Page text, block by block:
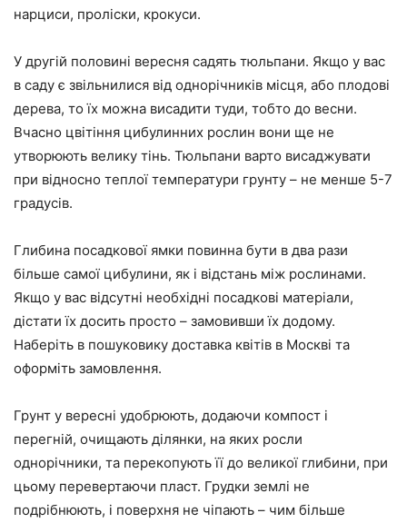
нарциси, проліски, крокуси.
У другій половині вересня садять тюльпани. Якщо у вас
в саду є звільнилися від однорічників місця, або плодові
дерева, то їх можна висадити туди, тобто до весни.
Вчасно цвітіння цибулинних рослин вони ще не
утворюють велику тінь. Тюльпани варто висаджувати
при відносно теплої температури грунту – не менше 5-7
градусів.
Глибина посадкової ямки повинна бути в два рази
більше самої цибулини, як і відстань між рослинами.
Якщо у вас відсутні необхідні посадкові матеріали,
дістати їх досить просто – замовивши їх додому.
Наберіть в пошуковику доставка квітів в Москві та
оформіть замовлення.
Грунт у вересні удобрюють, додаючи компост і
перегній, очищають ділянки, на яких росли
однорічники, та перекопують її до великої глибини, при
цьому перевертаючи пласт. Грудки землі не
подрібнюють, і поверхня не чіпають – чим більше